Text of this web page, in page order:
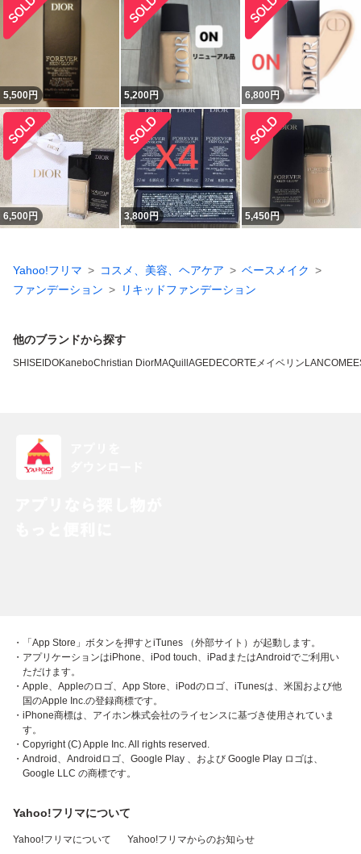
5,500円 5,200円 6,800 円
6,500円 3,800円 5,450円
Yahoo!フリマ コスメ、美容、ヘアケア
ベースメイク
ファンデーション
リキッドファンデーション
他のブランドから探す
SHISEIDOKaneboChristian DiorMAQuillAGEDECORTEメイベリン LANCOME
・「App Store」ボタンを押すとiTunes （外部サイト）が起動します。
・アプリケーションはiPhone、iPod touch、iPadまたはAndroidでご利用い
ただけます。
・Apple、Appleのロゴ、App Store、iPodのロゴ、iTunesは、米国および他
国のApple Inc.の登録商標です。
・iPhone商標は、アイホン株式会社のライセンスに基づき使用されていま
す。
・Copyright (C) Apple Inc. All rights reserved.
・Android、Androidロゴ、Google Play 、および Google Play ロゴは、
Google LLC の商標です。
Yahoo!フリマについて
Yahoo!フリマについて Yahoo!フリマからのお知らせ